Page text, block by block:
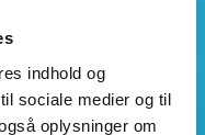
indhold og
sociale medier og til
oplysninger om